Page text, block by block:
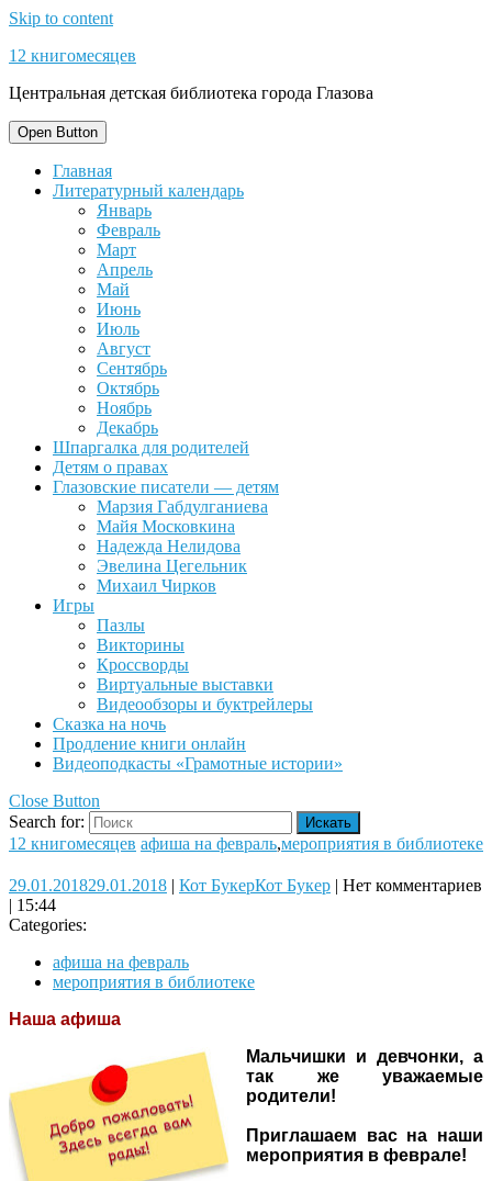
Skip to content
12 книгомесяцев
Центральная детская библиотека города Глазова
Open Button
Главная
Литературный календарь
Январь
Февраль
Март
Апрель
Май
Июнь
Июль
Август
Сентябрь
Октябрь
Ноябрь
Декабрь
Шпаргалка для родителей
Детям о правах
Глазовские писатели — детям
Марзия Габдулганиева
Майя Московкина
Надежда Нелидова
Эвелина Цегельник
Михаил Чирков
Игры
Пазлы
Викторины
Кроссворды
Виртуальные выставки
Видеообзоры и буктрейлеры
Сказка на ночь
Продление книги онлайн
Видеоподкасты «Грамотные истории»
Close Button
Search for:
12 книгомесяцев афиша на февраль,мероприятия в библиотеке
29.01.201829.01.2018 | Кот БукерКот Букер | Нет комментариев
| 15:44
Categories:
афиша на февраль
мероприятия в библиотеке
Наша афиша
Мальчишки и девчонки, а
так же уважаемые
родители!
Приглашаем вас на наши
мероприятия в феврале!